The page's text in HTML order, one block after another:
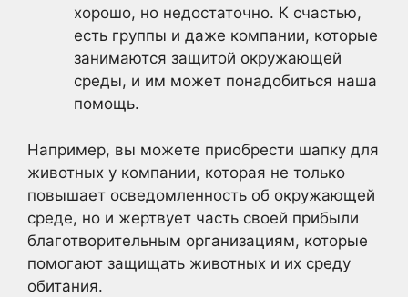
хорошо, но недостаточно. К счастью,
есть группы и даже компании, которые
занимаются защитой окружающей
среды, и им может понадобиться наша
помощь.
Например, вы можете приобрести шапку для
животных у компании, которая не только
повышает осведомленность об окружающей
среде, но и жертвует часть своей прибыли
благотворительным организациям, которые
помогают защищать животных и их среду
обитания.